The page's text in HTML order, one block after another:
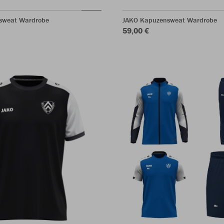
Wardrobe JAKO Kapuzensweat Wardrobe
59,00 €